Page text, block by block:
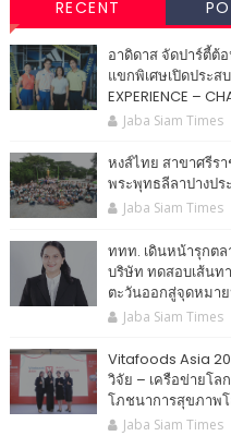
RECENT
อาดิดาส จัดปาร์ตี้ต้
แขกพิเศษเปิดประส
EXPERIENCE –
Jaba Siam Times
หงส์ไทย สาขาศรีร
พระพุทธลีลาปางป
Jaba Siam Times
ททท. เดินหน้ารุกต
บริษัท ทดสอบเส้นท
ตะวันออกสู่จุดหมา
Jaba Siam Times
Vitafoods Asia
วิจัย – เครือข่ายโล
โภชนาการสุขภาพ
Jaba Siam Times